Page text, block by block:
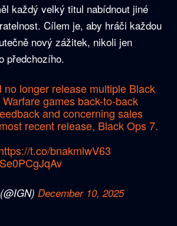
každý velký titul nabídnout jiné
Cílem je, aby hráči každou
nový zážitek, nikoli jen
předchozího.
no longer release multiple Black
games back-to-back
and concerning sales
recent release, Black Ops 7.
t.co/bnakmlwV63
December 10, 2025